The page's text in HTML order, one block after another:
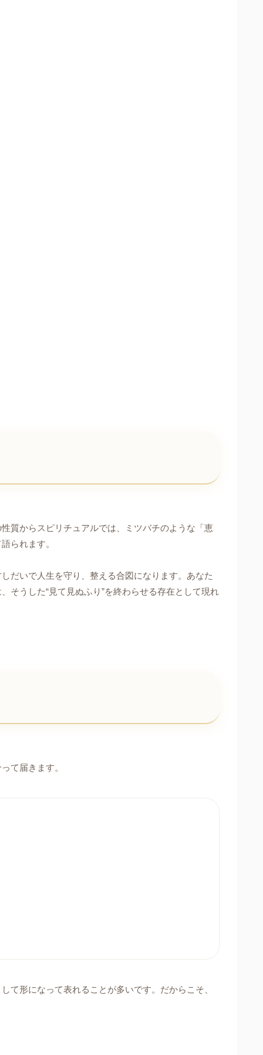
質からスピリチュアルでは、ミツバチのような「恵
られます。
だいで人生を守り、整える合図になります。あなた
そうした“見て見ぬふり”を終わらせる存在として現れ
て届きます。
て形になって表れることが多いです。だからこそ、